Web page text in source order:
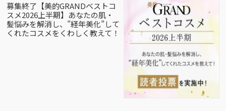
募集終了【美的GRANDベストコ
スメ2026上半期】あなたの肌・
髪悩みを解消し、”経年美化”して
くれたコスメをくわしく教えて！